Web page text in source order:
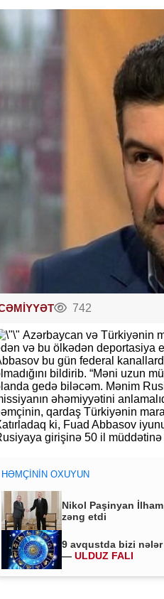
742
Azərbaycan və Türkiyənin
və bu ölkədən deportasiya
bu gün federal
bildirib. “Məni uzun
gedə biləcəm. Mənim
əhəmiyyətini
qardaş Türkiyənin
ki, Fuad Abbasov
girişinə 50 il
HƏMÇININ OXUYUN
Nikol Paşinyan
zəng etdi
9 avqustda bizi
—ULDUZ FALI